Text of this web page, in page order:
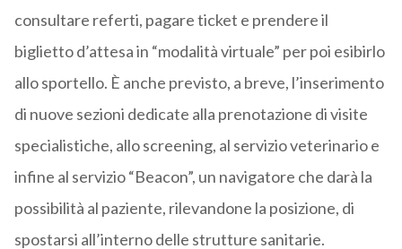
consultare referti, pagare ticket e prendere il
biglietto d’attesa in “modalità virtuale” per poi esibirlo
allo sportello. È anche previsto, a breve, l’inserimento
di nuove sezioni dedicate alla prenotazione di visite
specialistiche, allo screening, al servizio veterinario e
infine al servizio “Beacon”, un navigatore che darà la
possibilità al paziente, rilevandone la posizione, di
spostarsi all’interno delle strutture sanitarie.